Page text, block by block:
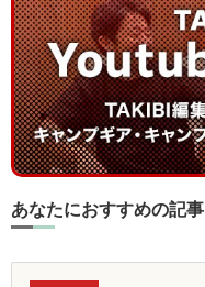
あなたにおすすめの記事